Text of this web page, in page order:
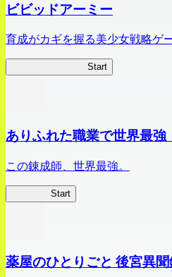
ビビッドアーミー
育成がカギを握る美少女戦略ゲ
Start
ありふれた職業で世界最強
この錬成師、世界最強。
Start
薬屋のひとりごと 後宮異